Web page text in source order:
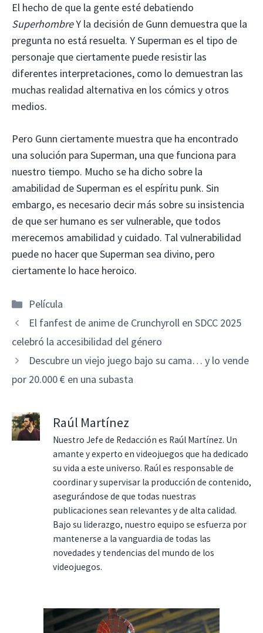
El hecho de que la gente esté debatiendo
SuperhombreY la decisión de Gunn demuestra que la
pregunta no está resuelta. Y Superman es el tipo de
personaje que ciertamente puede resistir las
diferentes interpretaciones, como lo demuestran las
muchas realidad alternativa en los cómics y otros
medios.
Pero Gunn ciertamente muestra que ha encontrado
una solución para Superman, una que funciona para
nuestro tiempo. Mucho se ha dicho sobre la
amabilidad de Superman es el espíritu punk. Sin
embargo, es necesario decir más sobre su insistencia
de que ser humano es ser vulnerable, que todos
merecemos amabilidad y cuidado. Tal vulnerabilidad
puede no hacer que Superman sea divino, pero
ciertamente lo hace heroico.
Categorías
Película
El fanfest de anime de Crunchyroll en SDCC 2025
celebró la accesibilidad del género
Descubre un viejo juego bajo su cama… y lo vende
por 20.000 € en una subasta
Raúl Martínez
Nuestro Jefe de Redacción es Raúl Martínez. Un
amante y experto en videojuegos que ha dedicado
su vida a este universo. Raúl es responsable de
coordinar y supervisar la producción de contenido,
asegurándose de que todas nuestras
publicaciones sean relevantes y de alta calidad.
Bajo su liderazgo, nuestro equipo se esfuerza por
mantenerse a la vanguardia de todas las
novedades y tendencias del mundo de los
videojuegos.